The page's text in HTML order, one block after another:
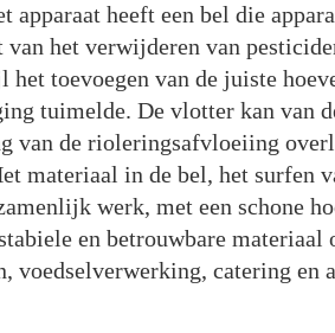
apparaat heeft een bel die
het verwijderen van
toevoegen van de juiste
tuimelde. De vlotter kan van
van de rioleringsafvloeiing
materiaal in de bel, het surfen
werk, met een schone
en betrouwbare materiaal
voedselverwerking, catering en